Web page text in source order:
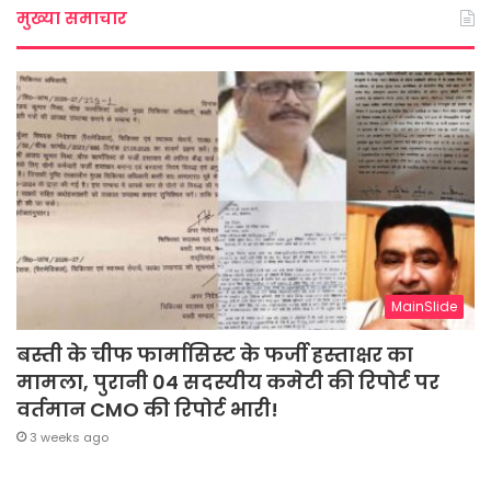
मुख्या समाचार
MainSlide
बस्ती के चीफ फार्मासिस्ट के फर्जी हस्ताक्षर का
मामला, पुरानी 04 सदस्यीय कमेटी की रिपोर्ट पर
वर्तमान CMO की रिपोर्ट भारी!
3 weeks ago